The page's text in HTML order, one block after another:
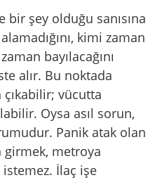
şey olduğu sanısına
kimi zaman
bayılacağını
alır. Bu noktada
vücutta
Oysa asıl sorun,
Panik atak olan
girmek, metroya
İlaç işe